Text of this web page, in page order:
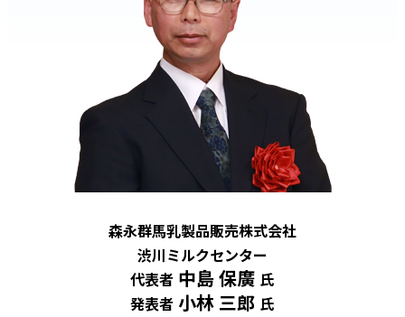
森永群馬乳製品販売株式会社
渋川ミルクセンター
代表者 中島 保廣 氏
発表者 小林 三郎 氏